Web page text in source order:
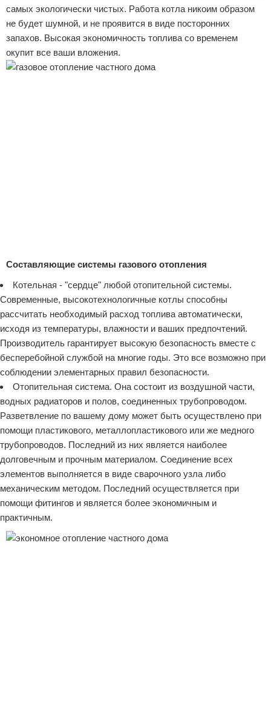
самых экологически чистых. Работа котла никоим образом
не будет шумной, и не проявится в виде посторонних
запахов. Высокая экономичность топлива со временем
окупит все ваши вложения.
Составляющие системы газового отопления
Котельная - "сердце" любой отопительной системы.
Современные, высокотехнологичные котлы способны
рассчитать необходимый расход топлива автоматически,
исходя из температуры, влажности и ваших предпочтений.
Производитель гарантирует высокую безопасность вместе с
бесперебойной службой на многие годы. Это все возможно при
соблюдении элементарных правил безопасности.
Отопительная система. Она состоит из воздушной части,
водных радиаторов и полов, соединенных трубопроводом.
Разветвление по вашему дому может быть осуществлено при
помощи пластикового, металлопластикового или же медного
трубопроводов. Последний из них является наиболее
долговечным и прочным материалом. Соединение всех
элементов выполняется в виде сварочного узла либо
механическим методом. Последний осуществляется при
помощи фитингов и является более экономичным и
практичным.